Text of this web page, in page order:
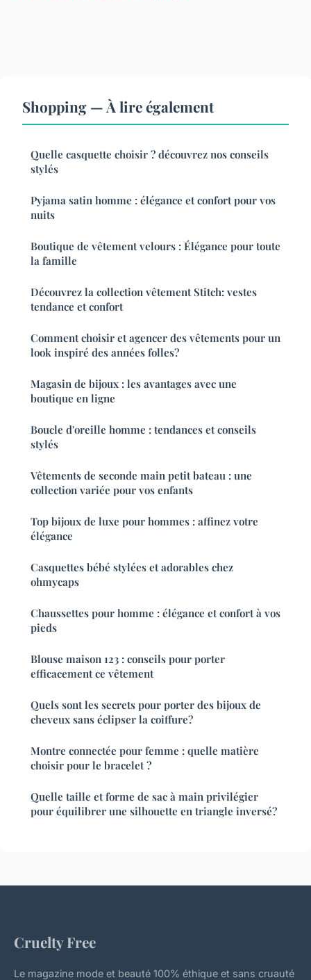
Shopping — À lire également
Quelle casquette choisir ? découvrez nos conseils
stylés
Pyjama satin homme : élégance et confort pour vos
nuits
Boutique de vêtement velours : Élégance pour toute
la famille
Découvrez la collection vêtement Stitch: vestes
tendance et confort
Comment choisir et agencer des vêtements pour un
look inspiré des années folles?
Magasin de bijoux : les avantages avec une
boutique en ligne
Boucle d'oreille homme : tendances et conseils
stylés
Vêtements de seconde main petit bateau : une
collection variée pour vos enfants
Top bijoux de luxe pour hommes : affinez votre
élégance
Casquettes bébé stylées et adorables chez
ohmycaps
Chaussettes pour homme : élégance et confort à vos
pieds
Blouse maison 123 : conseils pour porter
efficacement ce vêtement
Quels sont les secrets pour porter des bijoux de
cheveux sans éclipser la coiffure?
Montre connectée pour femme : quelle matière
choisir pour le bracelet ?
Quelle taille et forme de sac à main privilégier
pour équilibrer une silhouette en triangle inversé?
Cruelty Free
Le magazine mode et beauté 100% éthique et sans cruauté